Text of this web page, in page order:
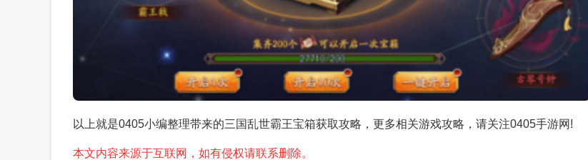
以上就是0405小编整理带来的三国乱世霸王宝箱获取攻略，更多相关游戏攻略，请关注0405手游网!
本文内容来源于互联网，如有侵权请联系删除。